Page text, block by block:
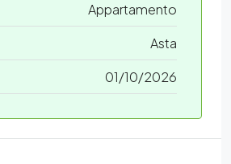
Appartamento
Asta
01/10/2026